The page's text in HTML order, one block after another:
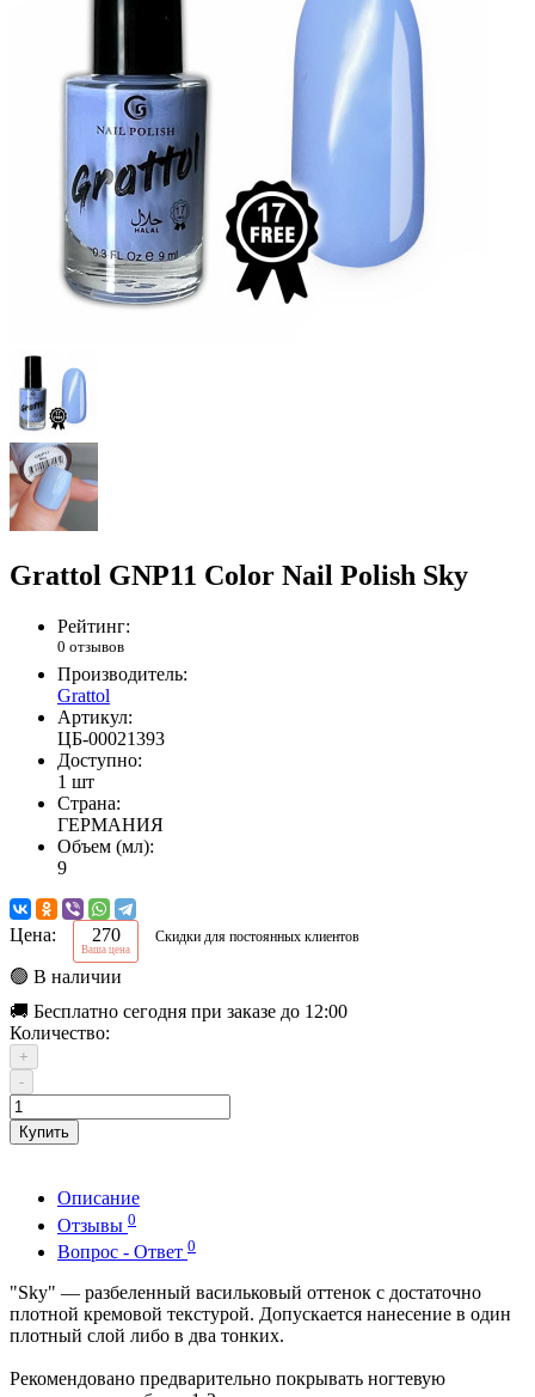
Grattol GNP11 Color Nail Polish Sky
Рейтинг:
0 отзывов
Производитель:
Grattol
Артикул:
ЦБ-00021393
Доступно:
1 шт
Страна:
ГЕРМАНИЯ
Объем (мл):
9
Цена: 270
Ваша цена
Скидки для постоянных клиентов
🟢 В наличии
🚚 Бесплатно сегодня при заказе до 12:00
Количество:
+
-
Купить
Описание
Отзывы 0
Вопрос - Ответ 0
"Sky" — разбеленный васильковый оттенок с достаточно
плотной кремовой текстурой. Допускается нанесение в один
плотный слой либо в два тонких.
Рекомендовано предварительно покрывать ногтевую